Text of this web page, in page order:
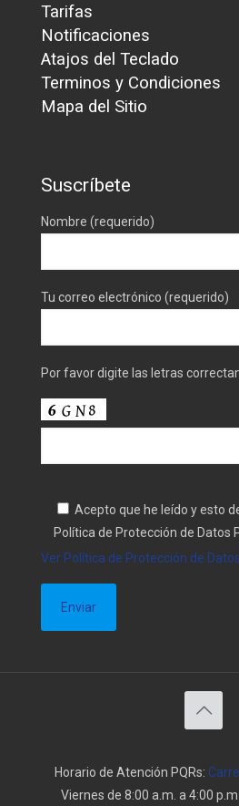
Tarifas
Notificaciones
Atajos del Teclado
Terminos y Condiciones
Mapa del Sitio
Suscríbete
Nombre (requerido)
Tu correo electrónico (requerido)
Por favor digite las letras
Acepto que he leído y esto
Política de Protección de Datos
Ver Política de Protección de
Horario de Atención PQRs:
Viernes de 8:00 a.m. a 4:00